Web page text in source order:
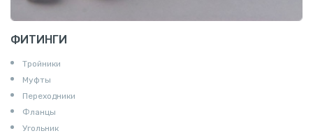
ФИТИНГИ
Тройники
Муфты
Переходники
Фланцы
Угольник